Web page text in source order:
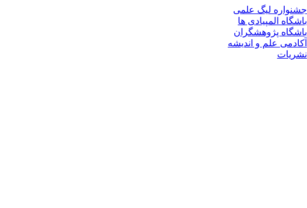
جشنواره لیگ علمی
باشگاه المپیادی ها
باشگاه پژوهشگران
آکادمی علم و اندیشه
نشریات